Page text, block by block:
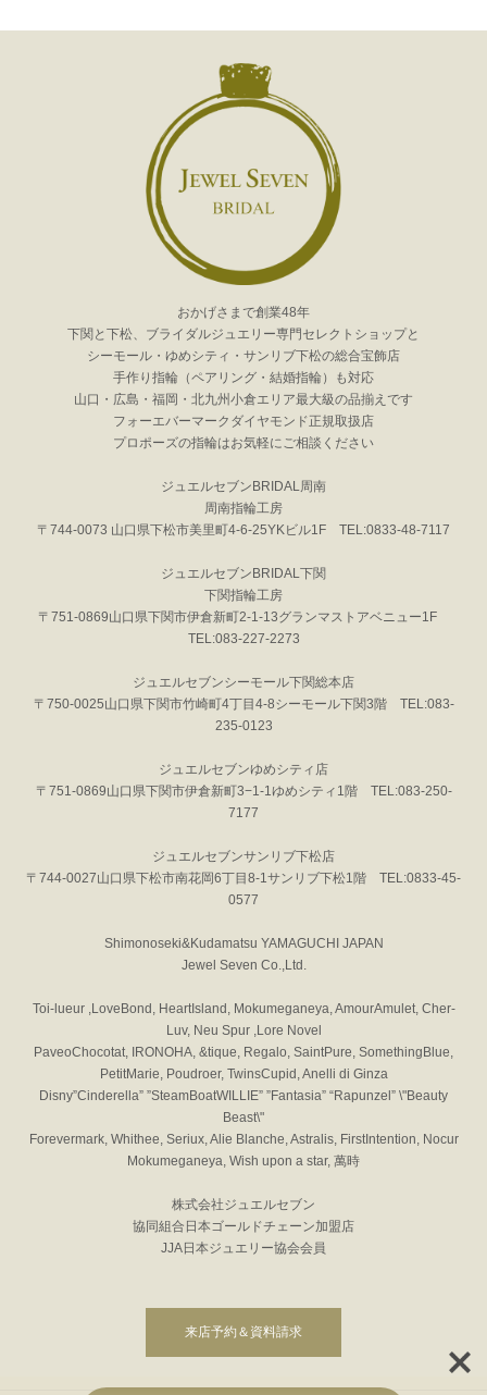
おかげさまで創業48年
下関と下松、ブライダルジュエリー専門セレクトショップと
シーモール・ゆめシティ・サンリブ下松の総合宝飾店
手作り指輪（ペアリング・結婚指輪）も対応
山口・広島・福岡・北九州小倉エリア最大級の品揃えです
フォーエバーマークダイヤモンド正規取扱店
プロポーズの指輪はお気軽にご相談ください
ジュエルセブンBRIDAL周南
周南指輪工房
〒744-0073 山口県下松市美里町4-6-25YKビル1F TEL:0833-48-7117
ジュエルセブンBRIDAL下関
下関指輪工房
〒751-0869山口県下関市伊倉新町2-1-13グランマストアベニュー1F
TEL:083-227-2273
ジュエルセブンシーモール下関総本店
〒750-0025山口県下関市竹崎町4丁目4-8シーモール下関3階 TEL:083-
235-0123
ジュエルセブンゆめシティ店
〒751-0869山口県下関市伊倉新町3−1-1ゆめシティ1階 TEL:083-250-
7177
ジュエルセブンサンリブ下松店
〒744-0027山口県下松市南花岡6丁目8-1サンリブ下松1階 TEL:0833-45-
0577
Shimonoseki&Kudamatsu YAMAGUCHI JAPAN
Jewel Seven Co.,Ltd.
Toi-lueur ,LoveBond, HeartIsland, Mokumeganeya, AmourAmulet, Cher-
Luv, Neu Spur ,Lore Novel
PaveoChocotat, IRONOHA, &tique, Regalo, SaintPure, SomethingBlue,
PetitMarie, Poudroer, TwinsCupid, Anelli di Ginza
Disny”Cinderella” ”SteamBoatWILLIE” ”Fantasia” “Rapunzel” \"Beauty
Beast\"
Forevermark, Whithee, Seriux, Alie Blanche, Astralis, FirstIntention, Nocur
Mokumeganeya, Wish upon a star, 萬時
株式会社ジュエルセブン
協同組合日本ゴールドチェーン加盟店
JJA日本ジュエリー協会会員
来店予約＆資料請求